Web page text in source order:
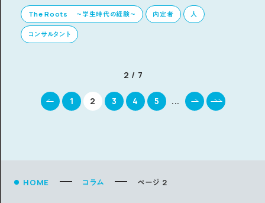
The Roots ～学生時代の経験～ 内定者 人
コンサルタント
2 / 7
1 2 3 4 5 ...
HOME コラム ページ 2